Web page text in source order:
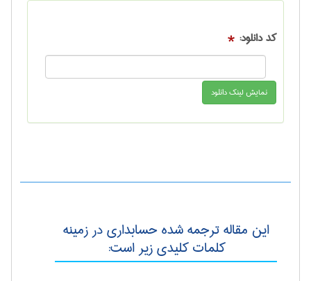
کد دانلود: *
این مقاله ترجمه شده حسابداری در زمینه
کلمات کلیدی زیر است: